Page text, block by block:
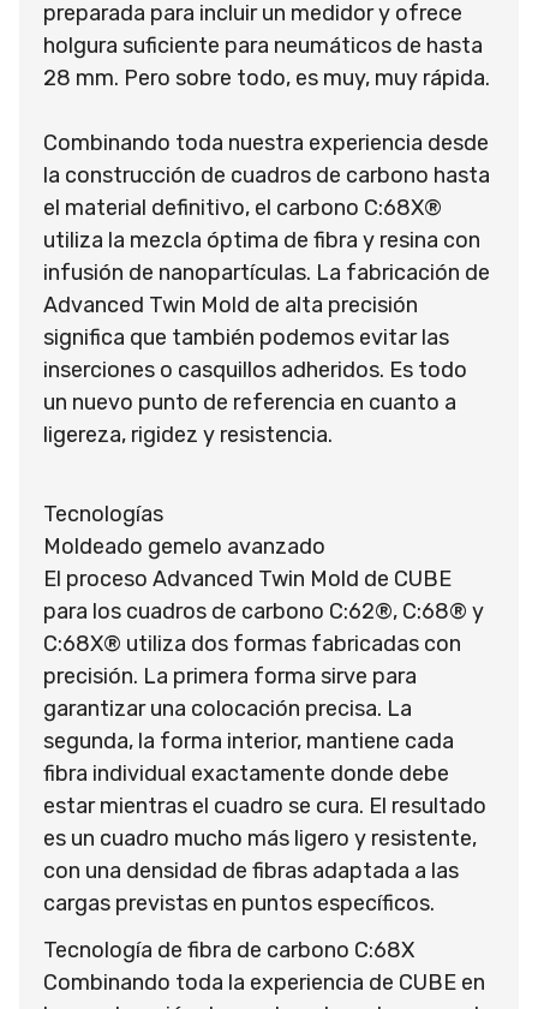
preparada para incluir un medidor y ofrece
holgura suficiente para neumáticos de hasta
28 mm. Pero sobre todo, es muy, muy rápida.
Combinando toda nuestra experiencia desde
la construcción de cuadros de carbono hasta
el material definitivo, el carbono C:68X®
utiliza la mezcla óptima de fibra y resina con
infusión de nanopartículas. La fabricación de
Advanced Twin Mold de alta precisión
significa que también podemos evitar las
inserciones o casquillos adheridos. Es todo
un nuevo punto de referencia en cuanto a
ligereza, rigidez y resistencia.
Tecnologías
Moldeado gemelo avanzado
El proceso Advanced Twin Mold de CUBE
para los cuadros de carbono C:62®, C:68® y
C:68X® utiliza dos formas fabricadas con
precisión. La primera forma sirve para
garantizar una colocación precisa. La
segunda, la forma interior, mantiene cada
fibra individual exactamente donde debe
estar mientras el cuadro se cura. El resultado
es un cuadro mucho más ligero y resistente,
con una densidad de fibras adaptada a las
cargas previstas en puntos específicos.
Tecnología de fibra de carbono C:68X
Combinando toda la experiencia de CUBE en